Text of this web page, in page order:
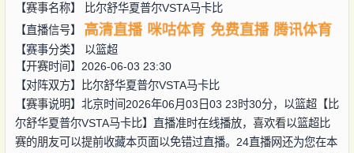
【赛事名称】
比尔舒华夏普尔VSTA马卡比
【直播信号】
高清直播 咪咕体育 免费直播 腾讯体育
【赛事分类】 以篮超
【开赛时间】2026-06-03 23:30
【对阵双方】
比尔舒华夏普尔VSTA马卡比
【赛事说明】北京时间2026年06月03日03 23时30分，以篮超【比
尔舒华夏普尔VSTA马卡比】直播准时在线播放，喜欢看以篮超比
赛的朋友可以提前收藏本页面以免错过直播。24直播网还为您在本